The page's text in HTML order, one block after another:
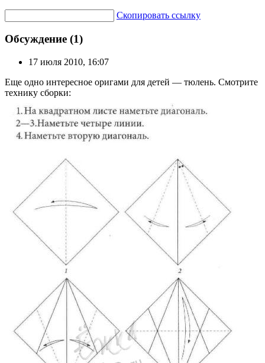
Скопировать ссылку
Обсуждение (1)
17 июля 2010, 16:07
Еще одно интересное оригами для детей — тюлень. Смотрите
технику сборки: